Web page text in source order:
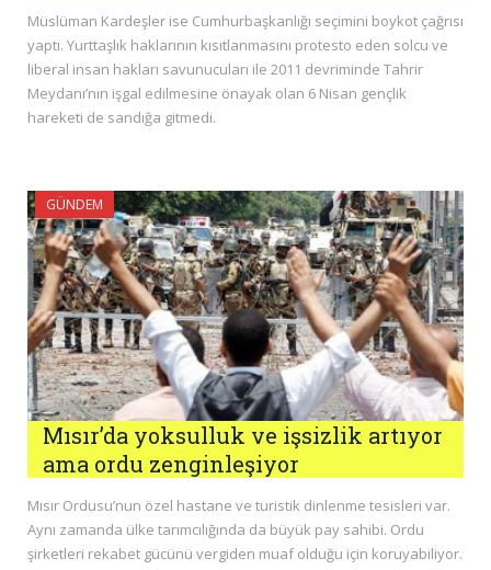
Müslüman Kardeşler ise Cumhurbaşkanlığı seçimini boykot çağrısı
yaptı. Yurttaşlık haklarının kısıtlanmasını protesto eden solcu ve
liberal insan hakları savunucuları ile 2011 devriminde Tahrir
Meydanı’nın işgal edilmesine önayak olan 6 Nisan gençlik
hareketi de sandığa gitmedi.
GÜNDEM
Mısır’da yoksulluk ve işsizlik artıyor
ama ordu zenginleşiyor
Mısır Ordusu’nun özel hastane ve turistik dinlenme tesisleri var.
Aynı zamanda ülke tarımcılığında da büyük pay sahibi. Ordu
şirketleri rekabet gücünü vergiden muaf olduğu için koruyabiliyor.